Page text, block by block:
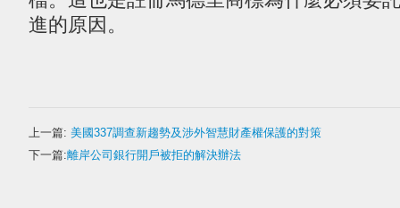
進的原因。
上一篇: 美國337調查新趨勢及涉外智慧財產權保護的對策
下一篇:離岸公司銀行開戶被拒的解決辦法